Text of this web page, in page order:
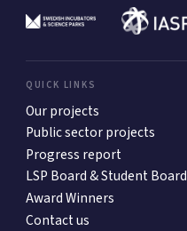
QUICK LINKS
Our projects
Public sector projects
Progress report
LSP Board & Student Board
Award Winners
Contact us